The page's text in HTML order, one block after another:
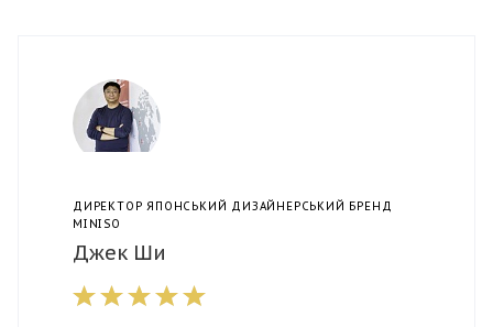
ДИРЕКТОР ЯПОНСЬКИЙ ДИЗАЙНЕРСЬКИЙ БРЕНД
MINISO
Джек Ши